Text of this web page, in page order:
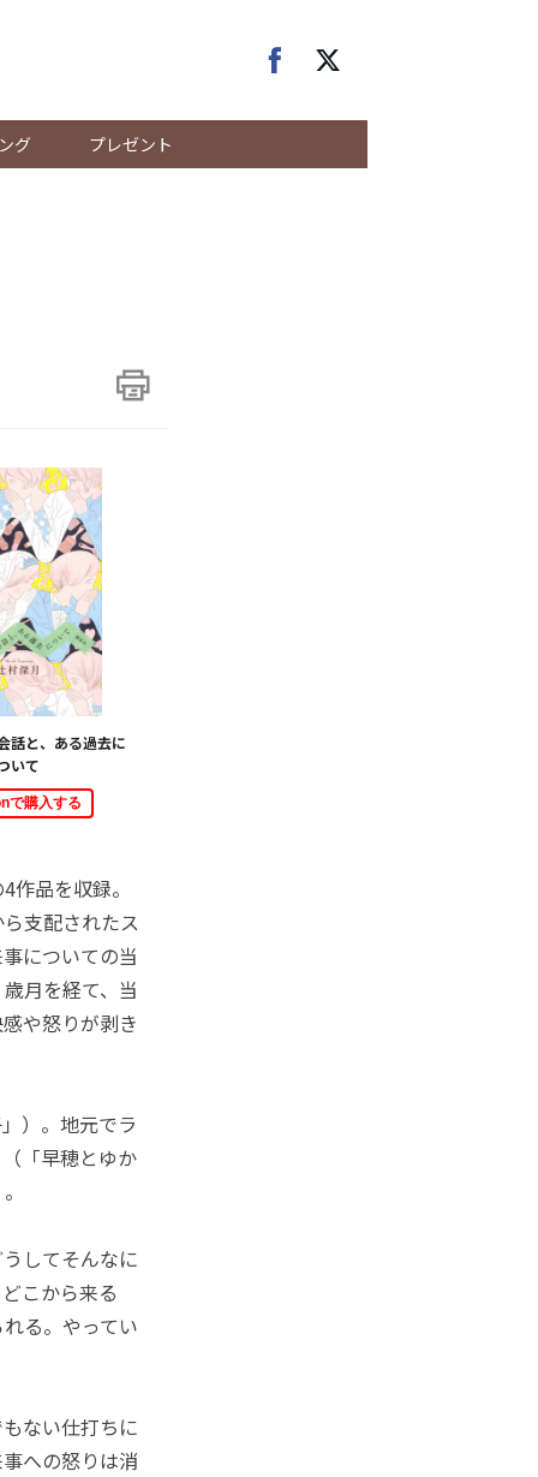
グ プレゼント
話と、ある過去に
いて
で購入する
品を収録。
支配されたス
についての当
月を経て、当
や怒りが剥き
）。地元でラ
「早穂とゆか
してそんなに
こから来る
る。やってい
ない仕打ちに
への怒りは消